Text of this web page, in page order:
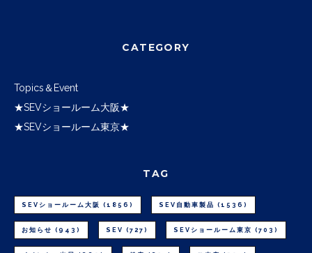
CATEGORY
Topics＆Event
★SEVショールーム大阪★
★SEVショールーム東京★
TAG
SEVショールーム大阪 (1856) SEV自動車製品 (1536)
お知らせ (943) SEV (727) SEVショールーム東京 (703)